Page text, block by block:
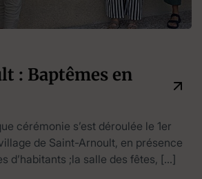
: Baptêmes en
cérémonie s’est déroulée le 1er
de Saint-Arnoult, en présence
d’habitants ;la salle des fêtes, […]